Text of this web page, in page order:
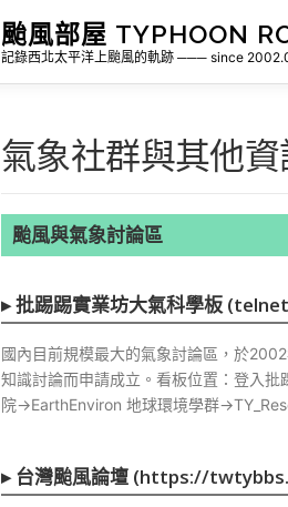
颱風部屋 TYPHOON
記錄西北太平洋上颱風的軌跡 ─── since
氣象社群與其他
颱風與氣象討論區
▸批踢踢實業坊大氣科學板
國內目前規模最大的氣象討論區，於
知識討論而申請成立。看板位置：登入
院→EarthEnviron 地球環境學群
▸台灣颱風論壇 (https://